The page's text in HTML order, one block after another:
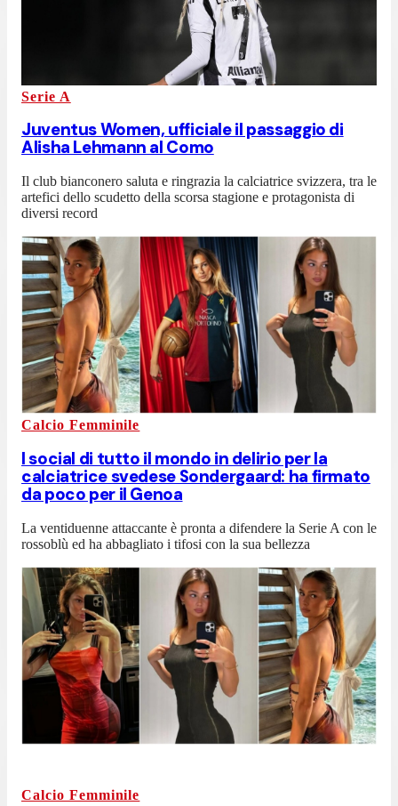
Serie A
Juventus Women, ufficiale il passaggio di
Alisha Lehmann al Como
Il club bianconero saluta e ringrazia la calciatrice svizzera, tra le
artefici dello scudetto della scorsa stagione e protagonista di
diversi record
Calcio Femminile
I social di tutto il mondo in delirio per la
calciatrice svedese Sondergaard: ha firmato
da poco per il Genoa
La ventiduenne attaccante è pronta a difendere la Serie A con le
rossoblù ed ha abbagliato i tifosi con la sua bellezza
Calcio Femminile